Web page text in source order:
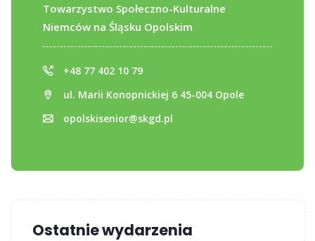
Towarzystwo Społeczno-Kulturalne
Niemców na Śląsku Opolskim
+48 77 402 10 79
ul. Marii Konopnickiej 6 45-004 Opole
opolskisenior@skgd.pl
Ostatnie wydarzenia